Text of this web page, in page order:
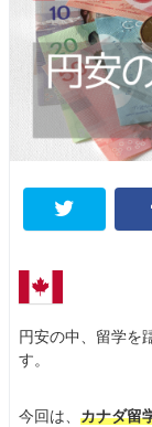
円安の中、留学を
す。
今回は、 カナダ留